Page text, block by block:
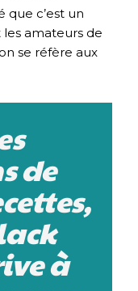
que c’est un
amateurs de
se réfère aux
de
à